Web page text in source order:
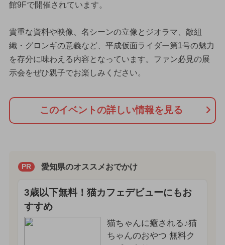
館9Fで開催されています。
貴重な資料や映像、名シーンの立像とジオラマ、敵組
織・グロンギの意義など、平成仮面ライダー第1号の魅力
を存分に味わえる内容となっています。ファン必見の展
示会をぜひ親子でお楽しみください。
このイベントの詳しい情報を見る
PR 愛知県のオススメおでかけ
3歳以下無料！猫カフェデビューにもお
すすめ
猫ちゃんに癒される♪猫
ちゃんのおやつ 無料ク